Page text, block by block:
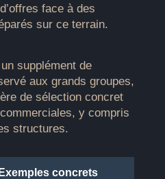
face à des
sur ce terrain.
supplément de
aux grands groupes,
de sélection concret
y compris
structures.
concrets